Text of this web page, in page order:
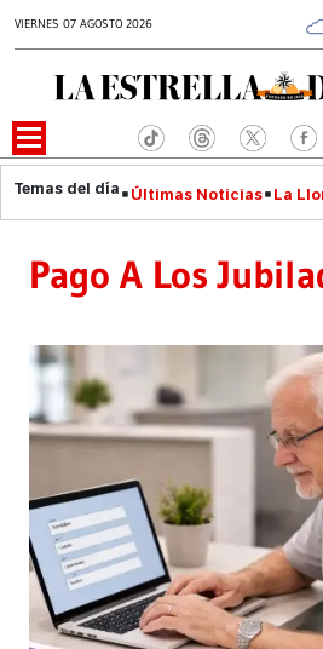
VIERNES 07 AGOSTO 2026
Últimas Noticias La
Pago A Los